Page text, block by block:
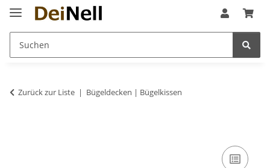
Zurück zur Liste Bügeldecken | Bügelkissen